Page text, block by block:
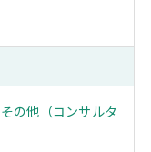
その他（コンサルタ